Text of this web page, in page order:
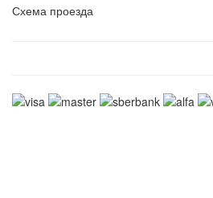
Схема проезда